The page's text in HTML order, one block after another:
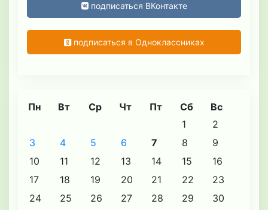
подписаться ВКонтакте
подписаться в Одноклассниках
Пн Вт Ср Чт Пт Сб Вс
1
2
3
4 5 6 7 8
9
10
11 12 13 14 15
16
17
18 19 20 21 22
23
24
25 26 27 28 29
30